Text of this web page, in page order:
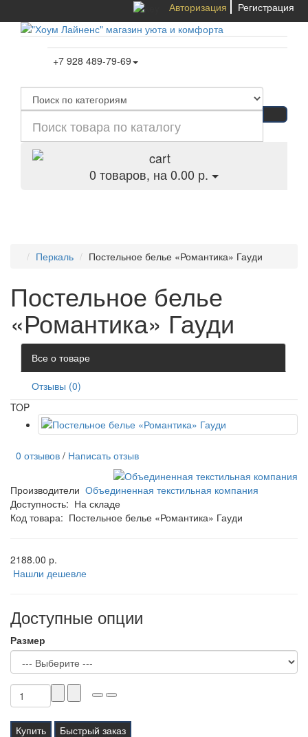
Авторизация Регистрация
+7 928 489-79-69
0 товаров, на 0.00 р.
Перкаль Постельное белье «Романтика» Гауди
Постельное белье
«Романтика» Гауди
Все о товаре
Отзывы (0)
TOP
0 отзывов / Написать отзыв
Производители Объединенная текстильная компания
Доступность: На складе
Код товара: Постельное белье «Романтика» Гауди
2188.00 р.
Нашли дешевле
Доступные опции
Размер
Купить Быстрый заказ